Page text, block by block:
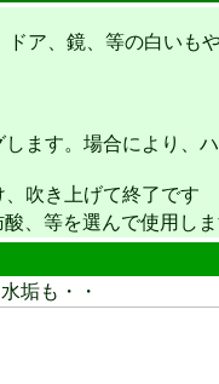
ア、鏡、等の白いも
ます。場合により、
吹き上げて終了です
等を選んで使用しま
・・